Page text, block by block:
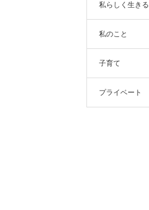
私らしく生きる
私のこと
子育て
プライベート